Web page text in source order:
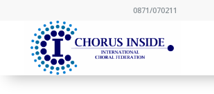
0871/070211